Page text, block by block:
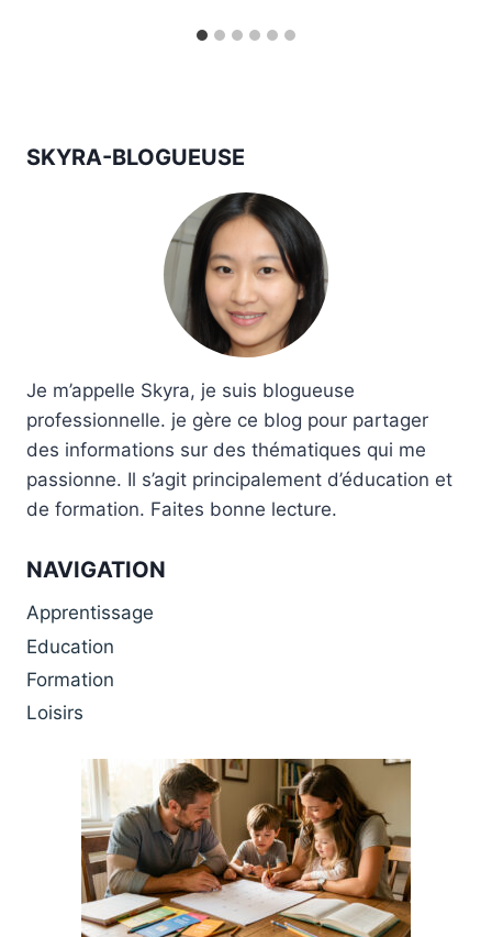
SKYRA-BLOGUEUSE
Je m’appelle Skyra, je suis blogueuse
professionnelle. je gère ce blog pour partager
des informations sur des thématiques qui me
passionne. Il s’agit principalement d’éducation et
de formation. Faites bonne lecture.
NAVIGATION
Apprentissage
Education
Formation
Loisirs